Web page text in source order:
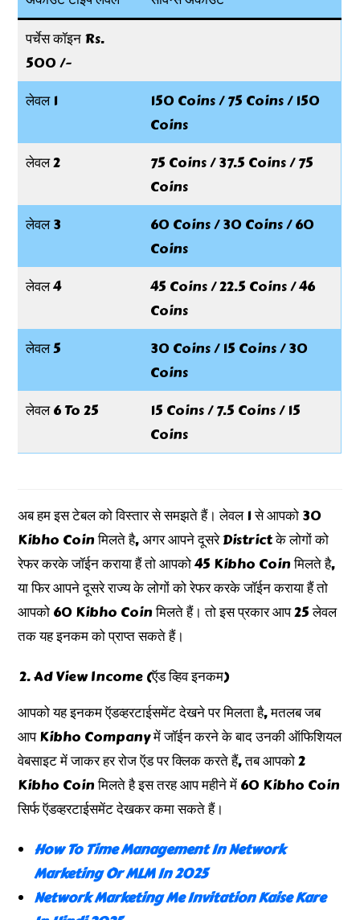
पर्चेस कॉइन Rs.
500 /-
लेवल 1
150 Coins / 75 Coins / 150
Coins
लेवल 2
75 Coins / 37.5 Coins / 75
Coins
लेवल 3
60 Coins / 30 Coins / 60
Coins
लेवल 4
45 Coins / 22.5 Coins / 46
Coins
लेवल 5
30 Coins / 15 Coins / 30
Coins
लेवल 6 To 25
15 Coins / 7.5 Coins / 15
Coins
अब हम इस टेबल को विस्तार से समझते हैं। लेवल 1 से आपको 30
Kibho Coin मिलते है, अगर आपने दूसरे District के लोगों को
रेफर करके जॉईन कराया हैं तो आपको 45 Kibho Coin मिलते है,
या फिर आपने दूसरे राज्य के लोगों को रेफर करके जॉईन कराया हैं तो
आपको 60 Kibho Coin मिलते हैं। तो इस प्रकार आप 25 लेवल
तक यह इनकम को प्राप्त सकते हैं।
Ad View Income (ऍड व्हिव इनकम)
आपको यह इनकम ऍडव्हरटाईसमेंट देखने पर मिलता है, मतलब जब
आप Kibho Company में जॉईन करने के बाद उनकी ऑफिशियल
वेबसाइट में जाकर हर रोज ऍड पर क्लिक करते हैं, तब आपको 2
Kibho Coin मिलते है इस तरह आप महीने में 60 Kibho Coin
सिर्फ ऍडव्हरटाईसमेंट देखकर कमा सकते हैं।
How To Time Management In Network
Marketing Or MLM In 2025
Network Marketing Me Invitation Kaise Kare